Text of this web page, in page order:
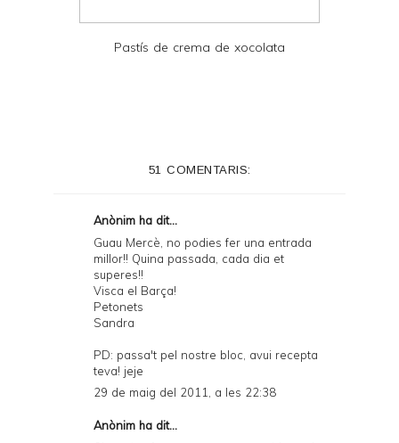
Pastís de crema de xocolata
51 COMENTARIS:
Anònim ha dit...
Guau Mercè, no podies fer una entrada
millor!! Quina passada, cada dia et
superes!!
Visca el Barça!
Petonets
Sandra
PD: passa't pel nostre bloc, avui recepta
teva! jeje
29 de maig del 2011, a les 22:38
Anònim ha dit...